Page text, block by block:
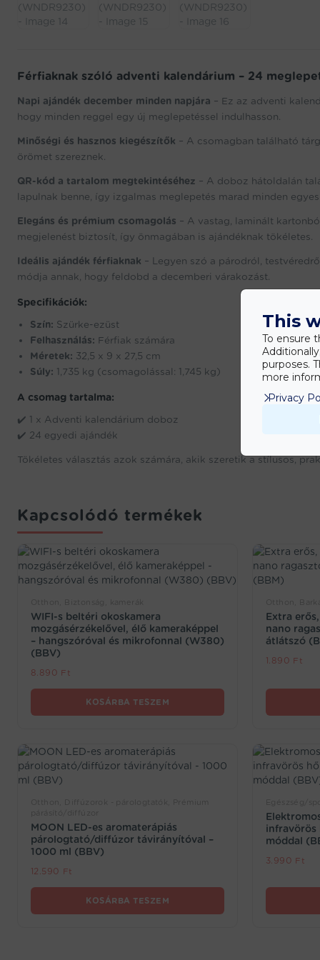
Férfiaknak szóló adventi kalendárium – 24
Napi ajándék december minden napjára – Ez az adventi
hogy minden reggel egy új meglepetéssel indulhasson.
Minőségi és hasznos kiegészítők – A csomagban található
örömet szereznek.
QR-kód a tartalom megtekintéséhez – A doboz hátoldalán
lapulnak benne, így izgalmas meglepetés marad minden egyes
Elegáns és prémium csomagolás – A vastag, laminált
megjelenést biztosít, így önmagában is ajándéknak tökéletes.
Ideális ajándék férfiaknak – Legyen szó a párodról,
módja annak, hogy feldobd a decemberi várakozást.
Specifikációk:
Szín: Szürke-ezüst
Felhasználás: Férfiak számára
Méretek: 32,5 x 9 x 27,5 cm
Súly: 1,735 kg (csomagolással: 1,745 kg)
A csomag tartalma:
✔️ 1 x Adventi kalendárium doboz
✔️ 24 egyedi ajándék
Tökéletes választás azok számára, akik szeretik a stílusos,
Kapcsolódó termékek
WIFI-s beltéri okoskamera
mozgásérzékelővel, élő kameraképpel
– hangszóróval és mikrofonnal (W380)
(BBV)
8.890 Ft
KOSÁRBA TESZEM
Extra
nano
átlátszó
1.890 Ft
MOON LED-es aromaterápiás
párologtató/diffúzor távirányítóval –
1000 ml (BBV)
12.590 Ft
KOSÁRBA TESZEM
infravörös
móddal
3.990 Ft
This
To ensure
purposes.
more
Privacy